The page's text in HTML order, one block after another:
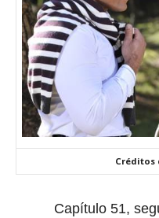
Créditos
Capítulo 51,